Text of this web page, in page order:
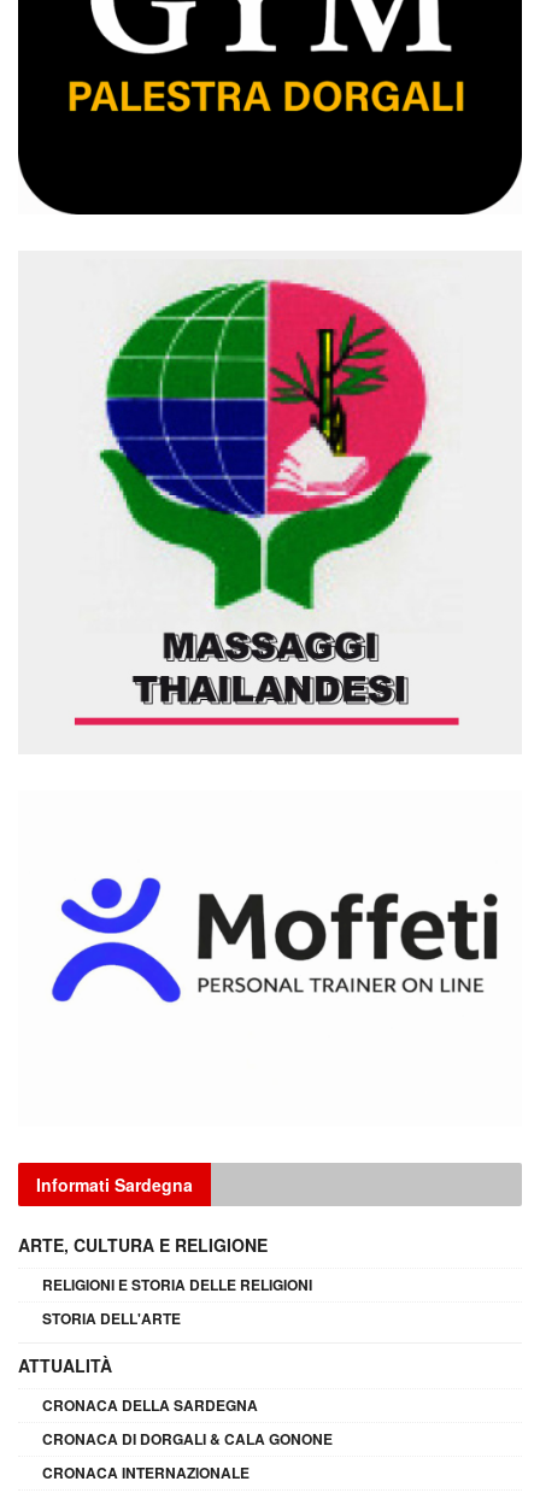
Informati Sardegna
ARTE, CULTURA E RELIGIONE
RELIGIONI E STORIA DELLE RELIGIONI
STORIA DELL'ARTE
ATTUALITÀ
CRONACA DELLA SARDEGNA
CRONACA DI DORGALI & CALA GONONE
CRONACA INTERNAZIONALE